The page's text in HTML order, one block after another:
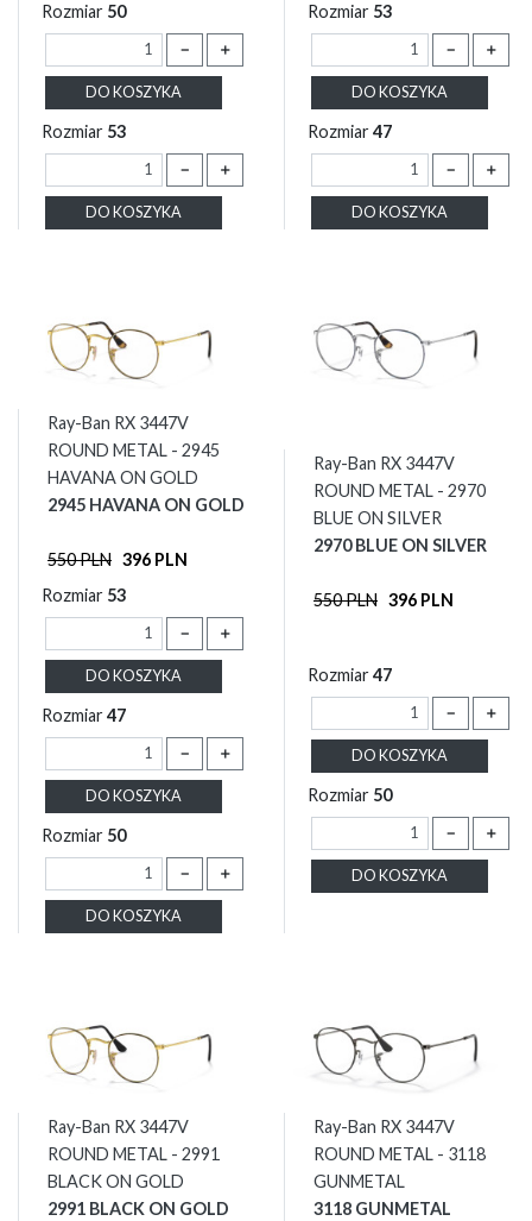
Rozmiar 50
－ ＋
DO KOSZYKA
Rozmiar 53
－ ＋
DO KOSZYKA
Rozmiar 53
－ ＋
DO KOSZYKA
Rozmiar47
－ ＋
DO KOSZYKA
Ray-Ban RX 3447V
ROUND METAL - 2945
HAVANA ON GOLD
2945 HAVANA ON GOLD
550 PLN 396 PLN
Rozmiar 53
－ ＋
DO KOSZYKA
Rozmiar47
－ ＋
DO KOSZYKA
Rozmiar 50
－ ＋
DO KOSZYKA
Ray-Ban RX 3447V
ROUND METAL - 2970
BLUE ON SILVER
2970 BLUE ON SILVER
550 PLN 396 PLN
Rozmiar47
－ ＋
DO KOSZYKA
Rozmiar 50
－ ＋
DO KOSZYKA
Ray-Ban RX 3447V
ROUND METAL - 2991
BLACK ON GOLD
2991 BLACK ON GOLD
Ray-Ban RX 3447V
ROUND METAL - 3118
GUNMETAL
3118 GUNMETAL